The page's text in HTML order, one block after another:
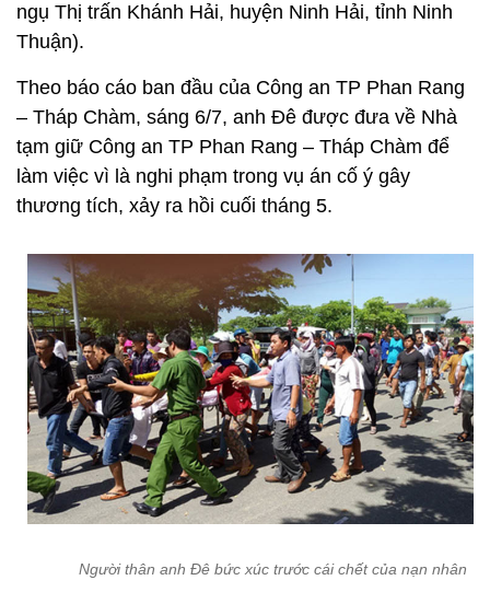
ngụ Thị trấn Khánh Hải, huyện Ninh Hải, tỉnh Ninh
Thuận).
Theo báo cáo ban đầu của Công an TP Phan Rang
– Tháp Chàm, sáng 6/7, anh Đê được đưa về Nhà
tạm giữ Công an TP Phan Rang – Tháp Chàm để
làm việc vì là nghi phạm trong vụ án cố ý gây
thương tích, xảy ra hồi cuối tháng 5.
Người thân anh Đê bức xúc trước cái chết của nạn nhân